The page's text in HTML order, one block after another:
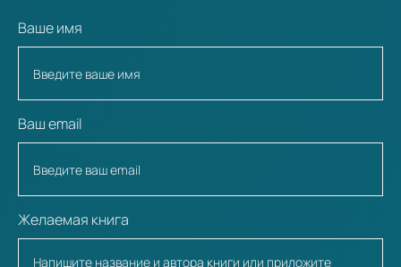
Ваше имя
Ваш email
Желаемая книга